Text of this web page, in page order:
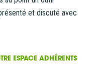
et discuté avec
ESPACE ADHÉRENTS